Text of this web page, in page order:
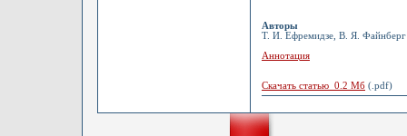
Авторы
Т. И. Ефремидзе, В. Я. Файнберг
Аннотация
Скачать статью 0.2 Мб (.pdf)